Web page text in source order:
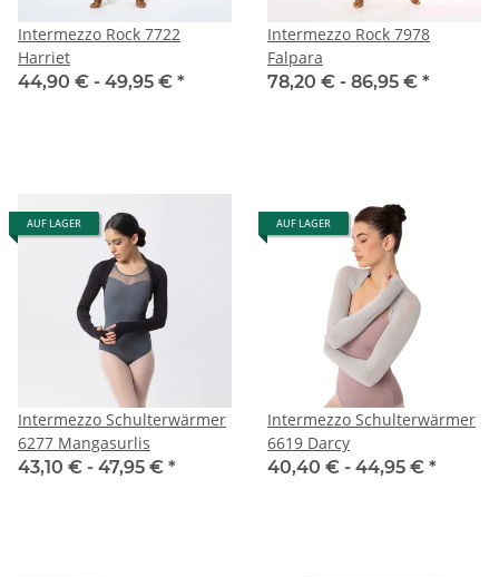
Intermezzo Rock 7722
Harriet
44,90 € - 49,95 € *
Intermezzo Rock 7978
Falpara
78,20 € - 86,95 € *
AUF LAGER
Intermezzo Schulterwärmer
6277 Mangasurlis
43,10 € - 47,95 € *
AUF LAGER
Intermezzo Schulterwärmer
6619 Darcy
40,40 € - 44,95 € *